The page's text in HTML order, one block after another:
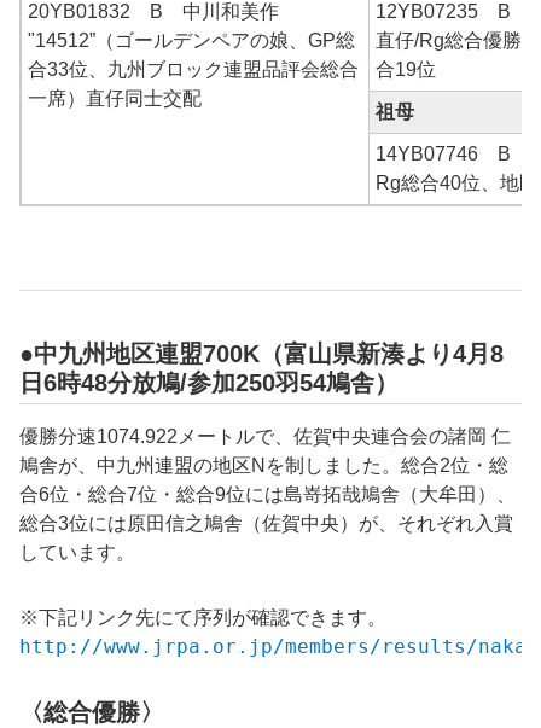
20YB01832 B 中川和美作
"14512”（ゴールデンペアの娘、GP総
合33位、九州ブロック連盟品評会総合
一席）直仔同士交配
12YB07235 B
直仔/Rg総合優勝
合19位
祖母
14YB07746 B
Rg総合40位、地
●中九州地区連盟700K（富山県新湊より4月8
日6時48分放鳩/参加250羽54鳩舎）
優勝分速1074.922メートルで、佐賀中央連合会の諸岡 仁
鳩舎が、中九州連盟の地区Nを制しました。総合2位・総
合6位・総合7位・総合9位には島嵜拓哉鳩舎（大牟田）、
総合3位には原田信之鳩舎（佐賀中央）が、それぞれ入賞
しています。
※下記リンク先にて序列が確認できます。
http://www.jrpa.or.jp/members/results/
〈総合優勝〉